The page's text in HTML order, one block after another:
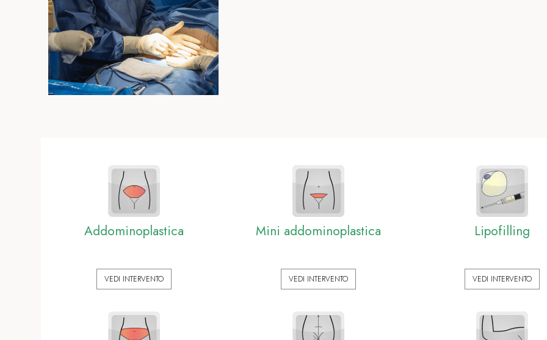
Addominoplastica
VEDI INTERVENTO
Mini addominoplastica
VEDI INTERVENTO
Lipofilling
VEDI INTERVENTO